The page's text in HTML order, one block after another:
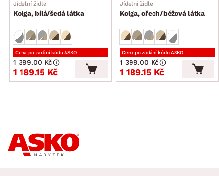
Jídelní židle
Kolga, bílá/šedá látka
Cena po zadání kódu ASKO
1 189.15 Kč
1 399.00 Kč
Jídelní židle
Kolga, ořech/béžová látka
Cena po zadání kódu ASKO
1 189.15 Kč
1 399.00 Kč